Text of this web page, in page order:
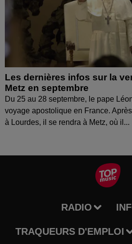
Les dernières infos sur la
Metz en septembre
Du 25 au 28 septembre, le pape
voyage apostolique en France.
à Lourdes, il se rendra à Metz, où il...
RADIO
TRAQUEURS D'EMPLOI